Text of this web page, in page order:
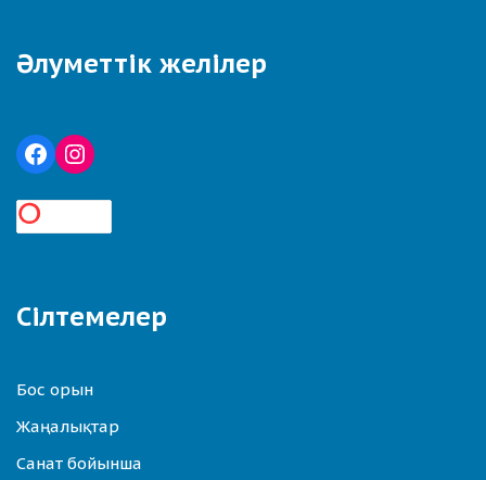
Әлуметтік желілер
Сілтемелер
Бос орын
Жаңалықтар
Санат бойынша